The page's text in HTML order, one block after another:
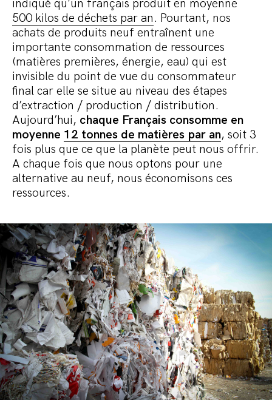
indiqué qu’un français produit en moyenne
500 kilos de déchets par an. Pourtant, nos
achats de produits neuf entraînent une
importante consommation de ressources
(matières premières, énergie, eau) qui est
invisible du point de vue du consommateur
final car elle se situe au niveau des étapes
d’extraction / production / distribution.
Aujourd’hui, chaque Français consomme en
moyenne 12 tonnes de matières par an, soit 3
fois plus que ce que la planète peut nous offrir.
A chaque fois que nous optons pour une
alternative au neuf, nous économisons ces
ressources.